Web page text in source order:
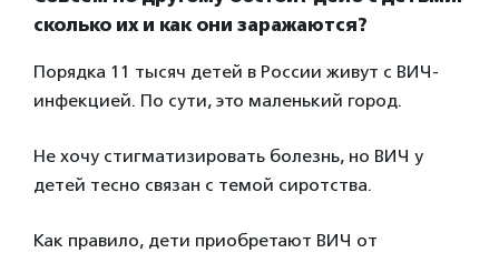
сколько их и как они заражаются?
Порядка 11 тысяч детей в России живут с ВИЧ-
инфекцией. По сути, это маленький город.
Не хочу стигматизировать болезнь, но ВИЧ у
детей тесно связан с темой сиротства.
Как правило, дети приобретают ВИЧ от